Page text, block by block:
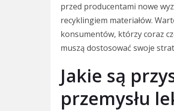
przed producentami nowe
recyklingiem materiałów.
konsumentów, którzy coraz
muszą dostosować swoje
Jakie są
przemysłu